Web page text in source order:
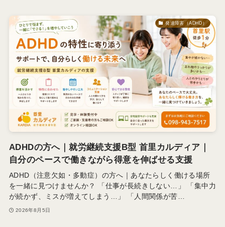
発達障害（ADHD）
ADHDの方へ｜就労継続支援B型 首里カルディア｜
自分のペースで働きながら得意を伸ばせる支援
ADHD（注意欠如・多動症）の方へ｜あなたらしく働ける場所
を一緒に見つけませんか？ 「仕事が長続きしない…」 「集中力
が続かず、ミスが増えてしまう…」 「人間関係が苦…
2026年8月5日